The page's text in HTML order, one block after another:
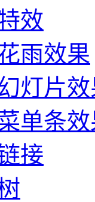
效
雨效果
灯片
单条
接